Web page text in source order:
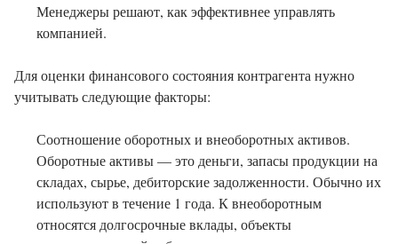
Менеджеры решают, как эффективнее управлять
компанией.
Для оценки финансового состояния контрагента нужно
учитывать следующие факторы:
Соотношение оборотных и внеоборотных активов.
Оборотные активы — это деньги, запасы продукции на
складах, сырье, дебиторские задолженности. Обычно их
используют в течение 1 года. К внеоборотным
относятся долгосрочные вклады, объекты